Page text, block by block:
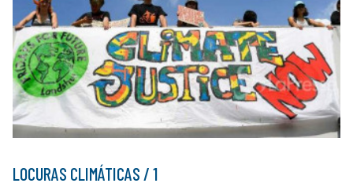
LOCURAS CLIMÁTICAS / 1